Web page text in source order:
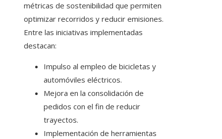
métricas de sostenibilidad que permiten
optimizar recorridos y reducir emisiones.
Entre las iniciativas implementadas
destacan:
Impulso al empleo de bicicletas y
automóviles eléctricos.
Mejora en la consolidación de
pedidos con el fin de reducir
trayectos.
Implementación de herramientas